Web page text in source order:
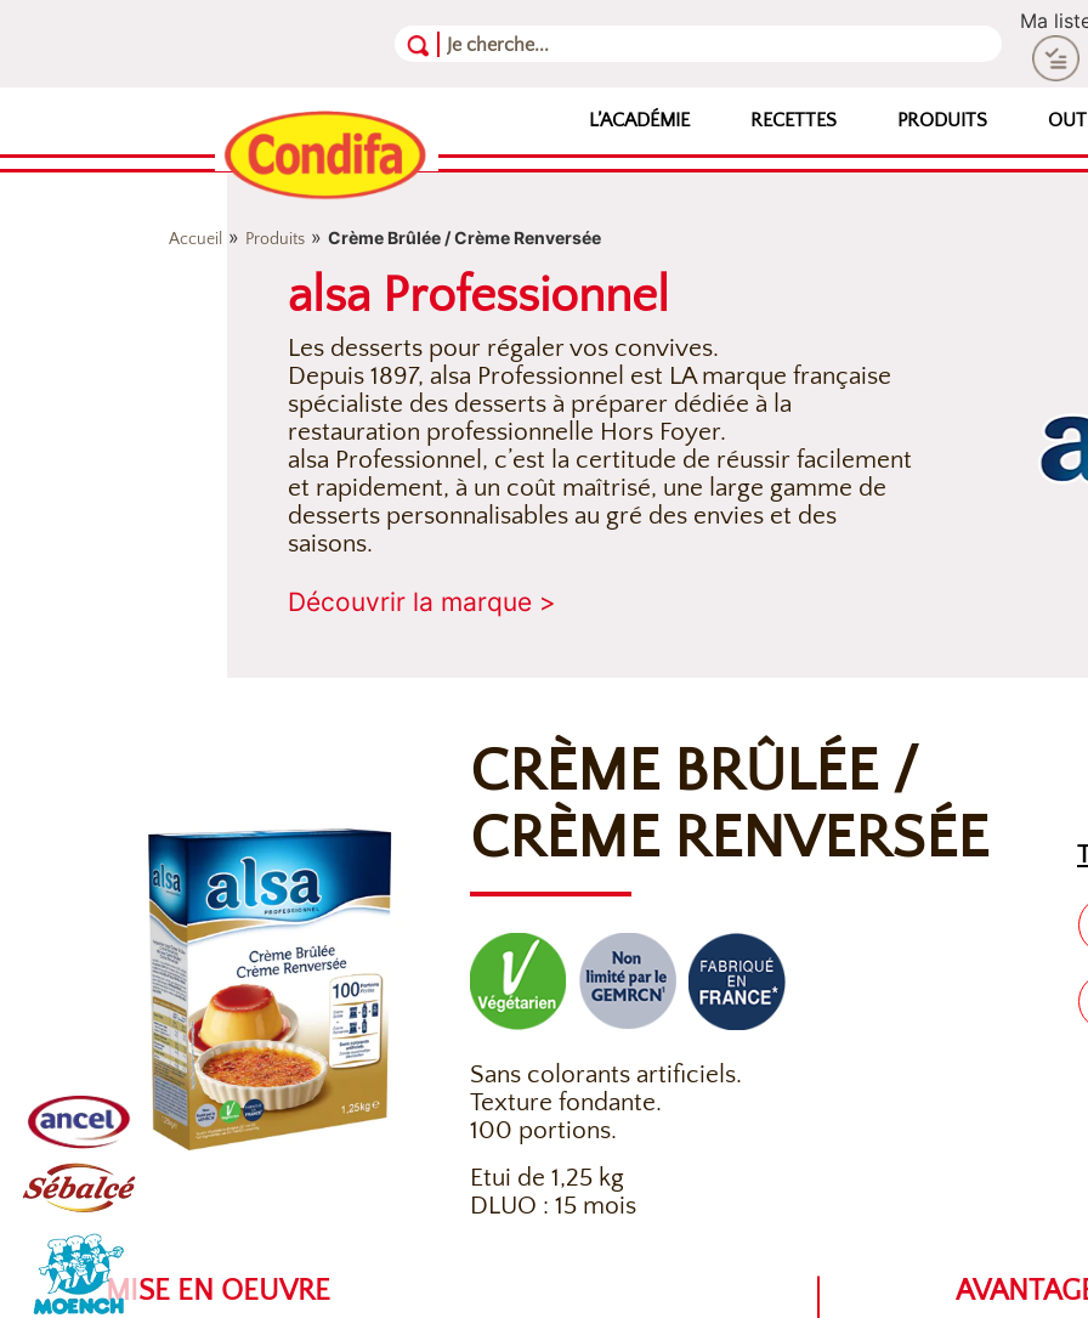
Ma
L’ACADÉMIE RECETTES PRODUITS
Aller au contenu
Aller au menu
Aller au pied de page
Accueil» Produits» Crème Brûlée / Crème Renversée
alsa Professionnel
Les desserts pour régaler vos convives.
Depuis 1897, alsa Professionnel est LA marque française
spécialiste des desserts à préparer dédiée à la
restauration professionnelle Hors Foyer.
alsa Professionnel, c’est la certitude de réussir facilement
et rapidement, à un coût maîtrisé, une large gamme de
desserts personnalisables au gré des envies et des
saisons.
Découvrir la marque >
CRÈME BRÛLÉE /
CRÈME RENVERSÉE
Sans colorants artificiels.
Texture fondante.
100 portions.
Etui de 1,25 kg
DLUO : 15 mois
MISE EN OEUVRE